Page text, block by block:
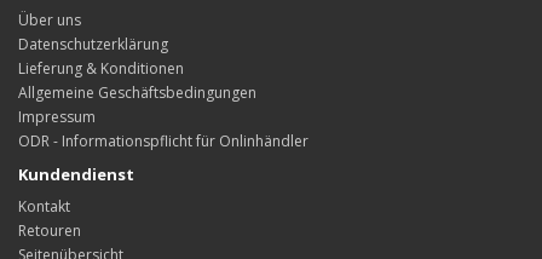
Über uns
Datenschutzerklärung
Lieferung & Konditionen
Allgemeine Geschäftsbedingungen
Impressum
ODR - Informationspflicht für Onlinhändler
Kundendienst
Kontakt
Retouren
Seitenübersicht